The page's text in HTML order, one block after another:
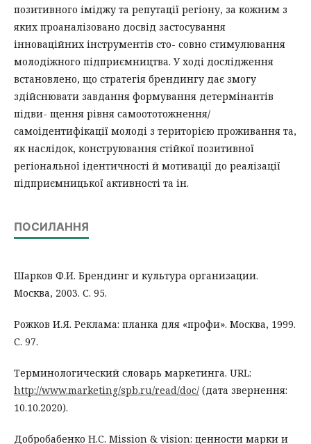
позитивного іміджу та репутації регіону, за кожним з
яких проаналізовано досвід застосування
інноваційних інструментів сто- совно стимулювання
молодіжного підприємництва. У ході дослідження
встановлено, що стратегія брендингу дає змогу
здійснювати завдання формування детермінантів
підви- щення рівня самоототожнення/
самоідентифікації молоді з територією проживання та,
як наслідок, конструювання стійкої позитивної
регіональної ідентичності й мотивації до реалізації
підприємницької активності та ін.
ПОСИЛАННЯ
Шарков Ф.И. Брендинг и культура организации.
Москва, 2003. С. 95.
Рожков И.Я. Реклама: планка для «профи». Москва, 1999.
С. 97.
Терминологический словарь маркетинга. URL:
http://www.marketing/spb.ru/read/doc/ (дата звернення:
10.10.2020).
Добробабенко Н.С. Mission & vision: ценности марки и